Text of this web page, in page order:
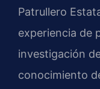
Patrullero
experiencia de
investigación
conocimiento